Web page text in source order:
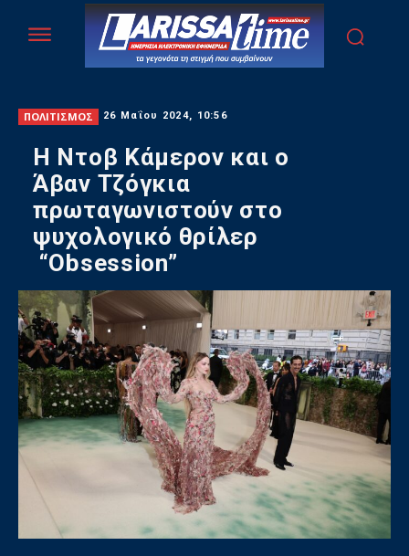
ΠΟΛΙΤΙΣΜΟΣ 26 Μαΐου 2024, 10:56
Η Ντοβ Κάμερον και ο
Άβαν Τζόγκια
πρωταγωνιστούν στο
ψυχολογικό θρίλερ
“Obsession”